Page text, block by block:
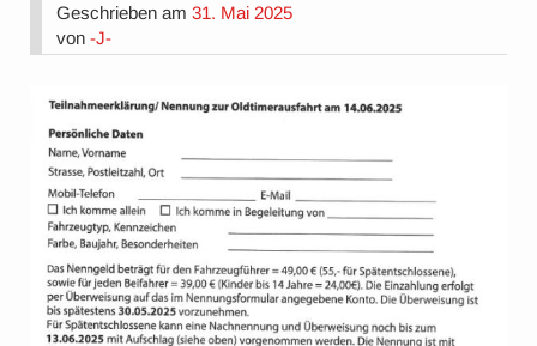
Geschrieben am31. Mai 2025
von-J-